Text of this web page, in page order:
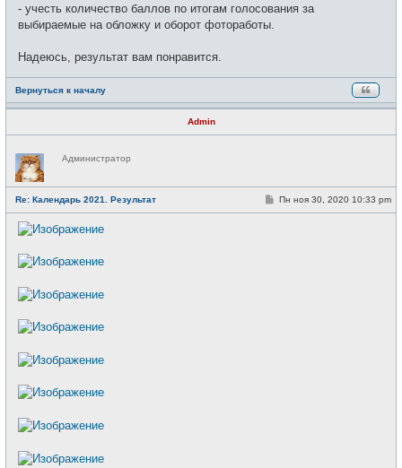
- учесть количество баллов по итогам голосования за
выбираемые на обложку и оборот фотоработы.
Надеюсь, результат вам понравится.
Вернуться к началу
Admin
Н
е
в
с
е
т
и
Администратор
Re: Календарь 2021. Результат
СПн ноя 30, 2020 10:33 pm